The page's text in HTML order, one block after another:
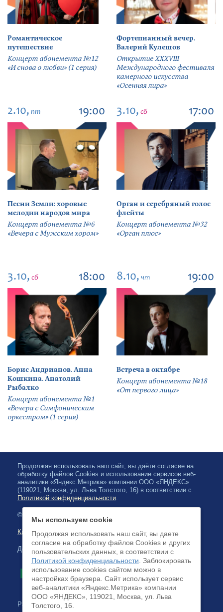
Романтическое
путешествие
Концерт абонемента №12
«И снова о любви» (1 серия)
Фортепианный вечер.
Валерий Кулешов
Открытие ХХХVIII
Международного фестиваля
камерного искусства
«Осенняя лира»
2.10, пт 19:00
Песни Земли: хоровые
мелодии народов мира
Концерт абонемента №6
«Вечера с Мужским хором»
3.10, сб 17:00
Орган и серебряный голос
флейты
Концерт абонемента №32
«Орган плюс»
3.10, сб 18:00
Борис Андрианов. Анна
Кошкина. Анатолий
Рыбалко
Концерт абонемента №1
«Вечера с Симфоническим
оркестром» (1 серия)
8.10, чт 19:00
Встреча в октябре
Концерт абонемента №18
«От первого лица»
Продолжая использовать наш сайт, вы даёте согласие на
обработку файлов Cookies и использование сервисов веб-
аналитики «Яндекс.Метрика» компании ООО «ЯНДЕКС»
(119021, Москва, ул. Льва Толстого, 16) в соответствии с
Политикой конфиденциальности.
© 2026, Карельская Государственная филармония
Карта сайта
Доступна оплата банковскими картами
Разработка сайта:
Мы используем cookie
Продолжая использовать наш сайт, вы даете
согласие на обработку файлов Cookies и других
пользовательских данных, в соответствии с
Политикой конфиденциальности . Заблокировать
использование cookies сайтом можно в
настройках браузера. Cайт использует сервис
веб-аналитики «Яндекс.Метрика» компании
ООО «ЯНДЕКС», 119021, Москва, ул. Льва
Толстого, 16.